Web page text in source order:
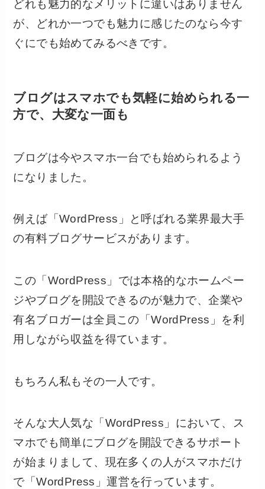
どれも魅力的なメリットに違いはありません
が、どれか一つでも魅力に感じたのなら今す
ぐにでも始めてみるべきです。
ブログはスマホでも気軽に始められる一
方で、大変な一面も
ブログは今やスマホ一台でも始められるよう
になりました。
例えば「WordPress」と呼ばれる業界最大手
の有料ブログサービスがあります。
この「WordPress」では本格的なホームペー
ジやブログを開設できるのが魅力で、企業や
有名ブロガーは全員この「WordPress」を利
用しながら収益を得ています。
もちろん私もその一人です。
そんな大人気な「WordPress」において、ス
マホでも簡単にブログを開設できるサポート
が始まりまして、現在多くの人がスマホだけ
で「WordPress」運営を行っています。